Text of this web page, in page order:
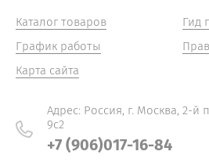
Каталог товаров
График работы
Карта сайта
Гид
Адрес: Россия, г. Москва, 2-й
9с2
+7 (906)017-16-84